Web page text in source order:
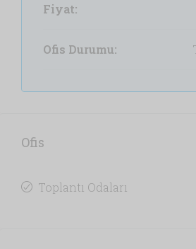
Fiyat:
Ofis Durumu:
Ofis
Toplantı Odaları